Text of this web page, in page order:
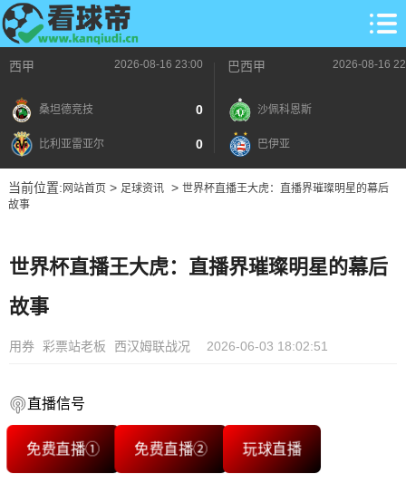
西甲 2026-08-16 23:00
桑坦德竞技 0
比利亚雷亚尔 0
巴西甲 2026-08-16
沙佩科恩斯
巴伊亚
当前位置: 网站首页> 足球资讯> 世界杯直播王大虎：直播界璀璨明星的幕后
故事
世界杯直播王大虎：直播界璀璨明星的幕后
故事
用券 彩票站老板 西汉姆联战况 2026-06-03 18:02:51
直播信号
免费直播① 免费直播② 玩球直播